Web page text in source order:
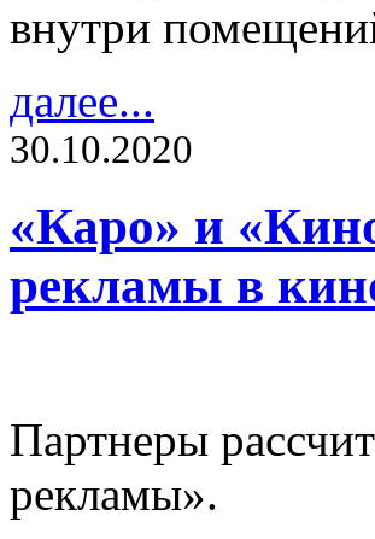
внутри
далее...
30.10.2020
«Каро» и
рекламы в
Партнеры
рекламы».